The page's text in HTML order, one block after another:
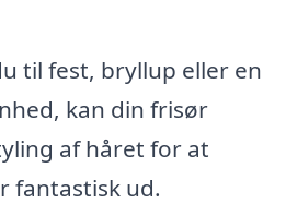
til fest, bryllup eller en
kan din frisør
af håret for at
fantastisk ud.